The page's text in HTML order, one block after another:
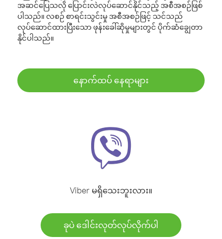
အဆင်ပြေသလို ပြောင်းလဲလုပ်ဆောင်နိုင်သည့် အစီအစဉ်ဖြစ်
ပါသည်။ လစဉ် စာရင်းသွင်းမှု အစီအစဉ်ဖြင့် သင်သည်
လုပ်ဆောင်ထားပြီးသော ဖုန်းခေါ်ဆိုမှုများတွင် ပိုက်ဆံချွေတာ
နိုင်ပါသည်။
နောက်ထပ် နေရာများ
Viber မရှိသေးဘူးလား။
ခုပဲ ဒေါင်းလုတ်လုပ်လိုက်ပါ